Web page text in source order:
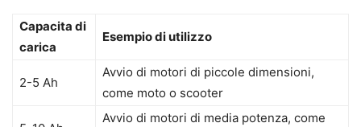
Capacita di
carica
Esempio di utilizzo
2-5 Ah
Avvio di motori di piccole dimensioni,
come moto o scooter
Avvio di motori di media potenza, come